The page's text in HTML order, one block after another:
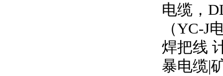
电缆，
（YC-J
焊把线
暴电缆